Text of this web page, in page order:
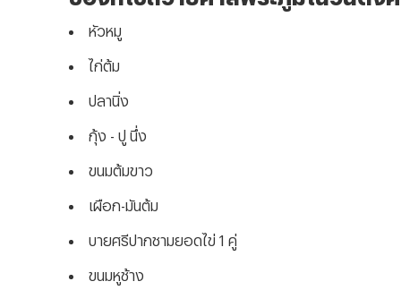
หัวหมู
ไก่ต้ม
ปลานิ่ง
กุ้ง - ปู นึ่ง
ขนมต้มขาว
เผือก-มันต้ม
บายศรีปากชามยอดไข่ 1 คู่
ขนมหูช้าง